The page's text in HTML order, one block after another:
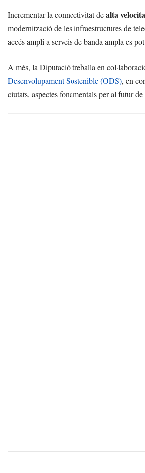
Incrementar la connectivitat dealta
modernització de les infraestructures de
accés ampli a serveis de banda ampla es
A més, la Diputació treballa en
Desenvolupament Sostenible (ODS), en
ciutats, aspectes fonamentals per al futur de